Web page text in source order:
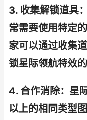
3. 收集解锁道具
常需要使用特定
家可以通过收集
锁星际领航特效的
4. 合作消除：星
以上的相同类型